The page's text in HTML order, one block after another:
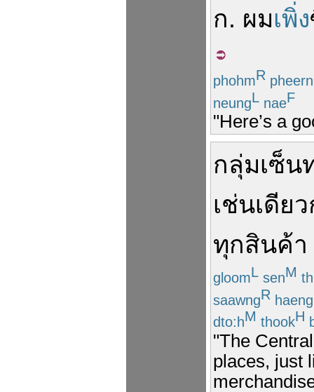
ก. ผมเพิ่ง
phohmR
neungL naeF
"Here’s a
กลุ่มเซ็น
เช่นเดีย
ทุกสินค้า
gloomL senM
saawngR haeng
dto:hM thookH
"The
places, just